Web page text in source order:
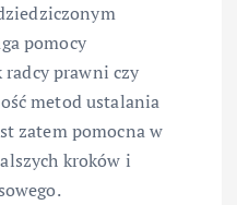
pomocy
prawni czy
metod ustalania
zatem pomocna w
kroków i